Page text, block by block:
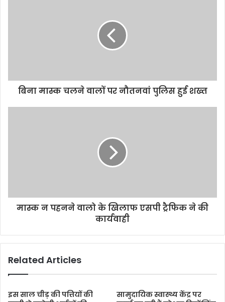
बिना मास्क चलने वालों पर नौतनवां पुलिस हुई शख्त
मास्क न पहनने वालो के खिलाफ एसपी ट्रैफिक ने की
कार्यवाही
Related Articles
इस साल चीड़ की पत्तियों की
सामुदायिक स्वास्थ्य केंद्र पर